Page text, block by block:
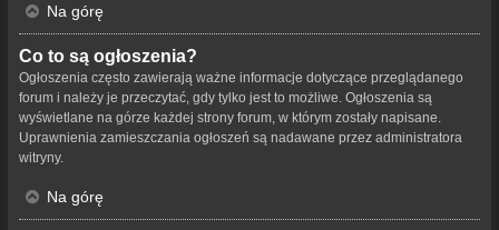
Na górę
Co to są ogłoszenia?
Ogłoszenia często zawierają ważne informacje dotyczące przeglądanego
forum i należy je przeczytać, gdy tylko jest to możliwe. Ogłoszenia są
wyświetlane na górze każdej strony forum, w którym zostały napisane.
Uprawnienia zamieszczania ogłoszeń są nadawane przez administratora
witryny.
Na górę